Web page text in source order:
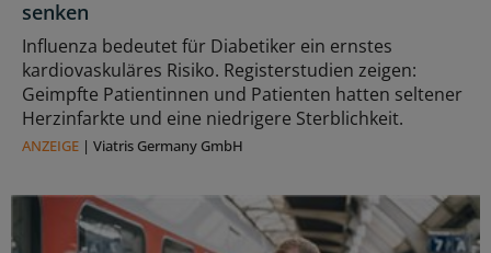
senken
Influenza bedeutet für Diabetiker ein ernstes
kardiovaskuläres Risiko. Registerstudien zeigen:
Geimpfte Patientinnen und Patienten hatten seltener
Herzinfarkte und eine niedrigere Sterblichkeit.
ANZEIGE | Viatris Germany GmbH